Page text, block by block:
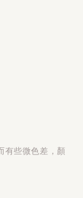
有些微色差，顏